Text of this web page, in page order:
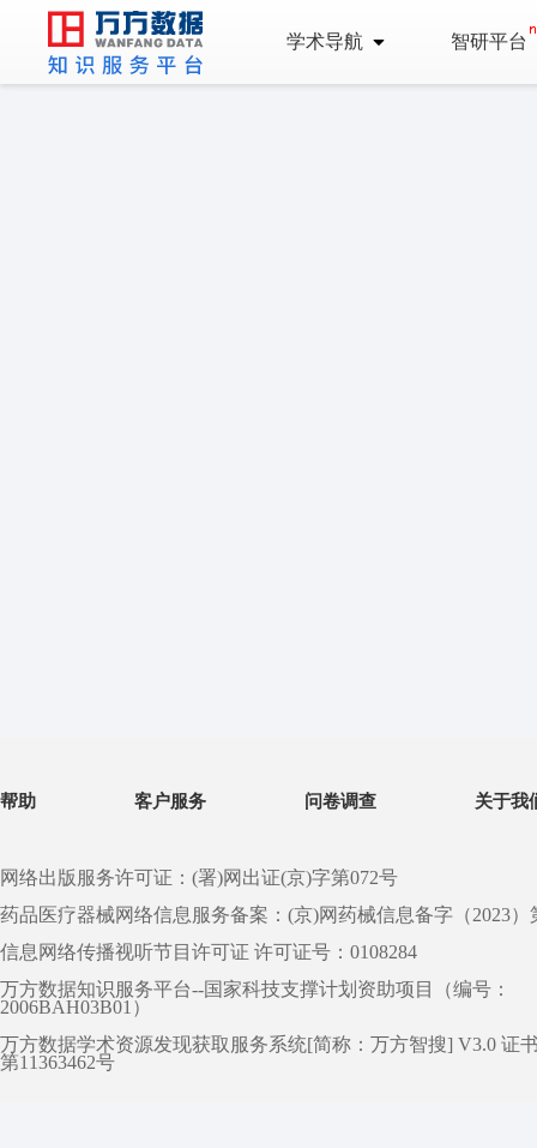
学术导航 智研平台
帮助 客户服务 问卷调查 关于我
网络出版服务许可证：(署)网出证(京)字第072号
药品医疗器械网络信息服务备案：(京)网药械信息备字（2023）
信息网络传播视听节目许可证 许可证号：0108284
万方数据知识服务平台--国家科技支撑计划资助项目（编号：
2006BAH03B01）
万方数据学术资源发现获取服务系统[简称：万方智搜] V3.0 证
第11363462号